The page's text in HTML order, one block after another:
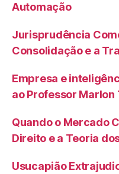
Automação
Jurisprudência
Consolidação e a
Empresa e
ao Professor Marlon
Quando o Mercado
Direito e a Teoria
Usucapião